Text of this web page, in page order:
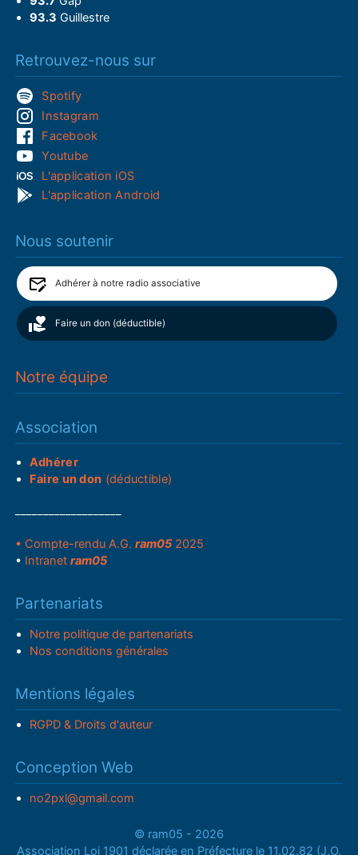
93.3 Guillestre
Retrouvez-nous sur
Spotify
Instagram
Facebook
Youtube
L'application iOS
L'application Android
Nous soutenir
Adhérer à notre radio associative
Faire un don (déductible)
Notre équipe
Association
Adhérer
Faire un don (déductible)
• Compte-rendu A.G.ram05 2025
• Intranetram05
Partenariats
Notre politique de partenariats
Nos conditions générales
Mentions légales
RGPD & Droits d'auteur
Conception Web
no2pxl@gmail.com
© ram05 - 2026
Association Loi 1901 déclarée en Préfecture le 11.02.82 (J.O.